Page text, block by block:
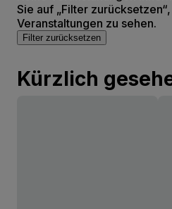
Sie auf „Filter
Veranstaltungen zu sehen.
Filter zurücksetzen
Kürzlich